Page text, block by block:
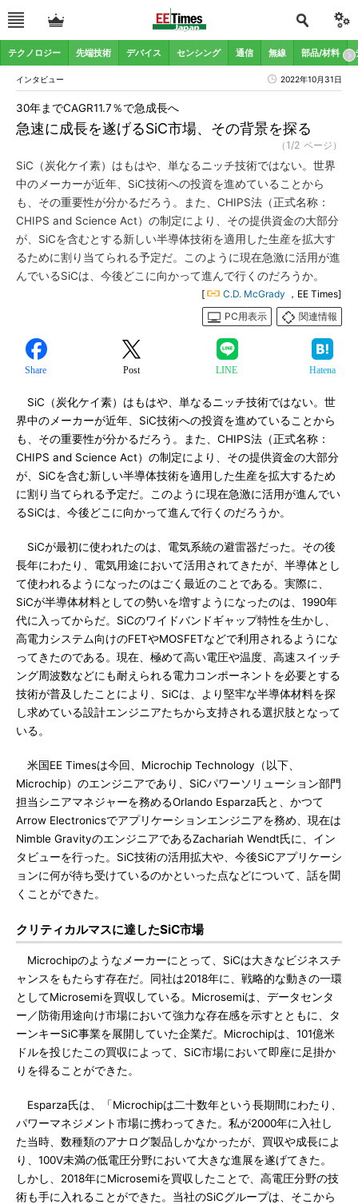
テクノロジー 先端技術 デバイス センシング 通信 無線 部品/材料
インタビュー 2022年10月31日
急速に成長を遂げるSiC市場、その背景を探る
30年までCAGR11.7％で急成長へ
（1/2 ページ）
SiC（炭化ケイ素）はもはや、単なるニッチ技術ではない。世界
中のメーカーが近年、SiC技術への投資を進めていることから
も、その重要性が分かるだろう。また、CHIPS法（正式名称：
CHIPS and Science Act）の制定により、その提供資金の大部分
が、SiCを含むとする新しい半導体技術を適用した生産を拡大す
るために割り当てられる予定だ。このように現在急激に活用が進
んでいるSiCは、今後どこに向かって進んで行くのだろうか。
[ C.D. McGrady ，EE Times]
PC用表示
関連情報
Share Post LINE Hatena
SiC（炭化ケイ素）はもはや、単なるニッチ技術ではない。世
界中のメーカーが近年、SiC技術への投資を進めていることから
も、その重要性が分かるだろう。また、CHIPS法（正式名称：
CHIPS and Science Act）の制定により、その提供資金の大部分
が、SiCを含む新しい半導体技術を適用した生産を拡大するため
に割り当てられる予定だ。このように現在急激に活用が進んでい
るSiCは、今後どこに向かって進んで行くのだろうか。
SiCが最初に使われたのは、電気系統の避雷器だった。その後
長年にわたり、電気用途において活用されてきたが、半導体とし
て使われるようになったのはごく最近のことである。実際に、
SiCが半導体材料としての勢いを増すようになったのは、1990年
代に入ってからだ。SiCのワイドバンドギャップ特性を生かし、
高電力システム向けのFETやMOSFETなどで利用されるようにな
ってきたのである。現在、極めて高い電圧や温度、高速スイッチ
ング周波数などにも耐えられる電力コンポーネントを必要とする
技術が普及したことにより、SiCは、より堅牢な半導体材料を探
し求めている設計エンジニアたちから支持される選択肢となって
いる。
米国EE Timesは今回、Microchip Technology（以下、
Microchip）のエンジニアであり、SiCパワーソリューション部門
担当シニアマネジャーを務めるOrlando Esparza氏と、かつて
Arrow Electronicsでアプリケーションエンジニアを務め、現在は
Nimble GravityのエンジニアであるZachariah Wendt氏に、イン
タビューを行った。SiC技術の活用拡大や、今後SiCアプリケーシ
ョンに何が待ち受けているのかといった点などについて、話を聞
くことができた。
クリティカルマスに達したSiC市場
Microchipのようなメーカーにとって、SiCは大きなビジネスチ
ャンスをもたらす存在だ。同社は2018年に、戦略的な動きの一環
としてMicrosemiを買収している。Microsemiは、データセンタ
ー／防衛用途向け市場において強力な存在感を示すとともに、タ
ーンキーSiC事業を展開していた企業だ。Microchipは、101億米
ドルを投じたこの買収によって、SiC市場において即座に足掛か
りを得ることができた。
Esparza氏は、「Microchipは二十数年という長期間にわたり、
パワーマネジメント市場に携わってきた。私が2000年に入社し
た当時、数種類のアナログ製品しかなかったが、買収や成長によ
り、100V未満の低電圧分野において大きな進展を遂げてきた。
しかし、2018年にMicrosemiを買収したことで、高電圧分野の技
術も手に入れることができた。当社のSiCグループは、そこから